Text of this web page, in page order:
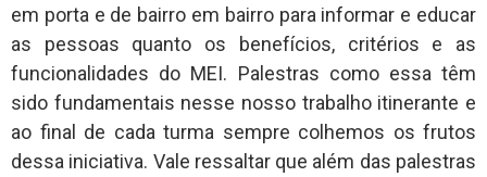
em porta e de bairro em bairro para informar e educar
as pessoas quanto os benefícios, critérios e as
funcionalidades do MEI. Palestras como essa têm
sido fundamentais nesse nosso trabalho itinerante e
ao final de cada turma sempre colhemos os frutos
dessa iniciativa. Vale ressaltar que além das palestras